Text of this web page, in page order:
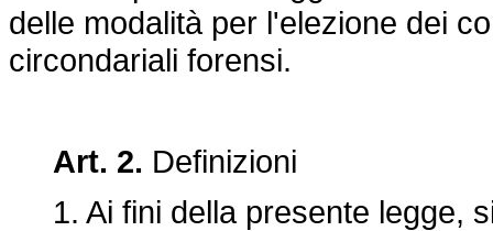
delle modalità per l'elezione dei
circondariali forensi.
Art. 2. Definizioni
1. Ai fini della presente legge,